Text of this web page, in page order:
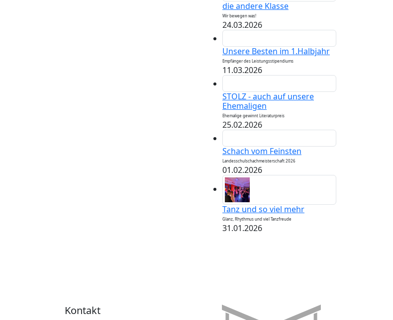
die andere Klasse
Wir bewegen was!
24.03.2026
Unsere Besten im 1.Halbjahr
Empfänger des Leistungsstipendiums
11.03.2026
STOLZ - auch auf unsere
Ehemaligen
Ehemalige gewinnt Literaturpreis
25.02.2026
Schach vom Feinsten
Landesschulschachmeisterschaft 2026
01.02.2026
Tanz und so viel mehr
Glanz, Rhythmus und viel Tanzfreude
31.01.2026
Kontakt